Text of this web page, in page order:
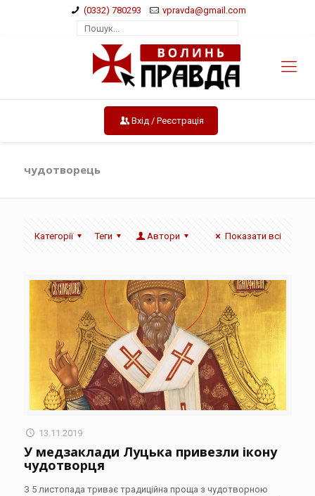
(0332) 780293 vpravda@gmail.com
Вхід / Реєстрація
чудотворець
Категорії Теги Автори Показати всі
13.11.2019
У медзаклади Луцька привезли ікону
чудотворця
З 5 листопада триває традиційна проща з чудотворною